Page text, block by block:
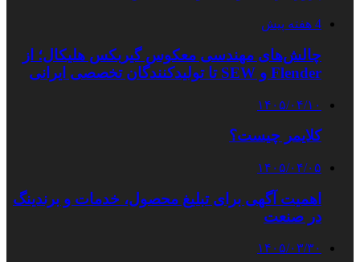
4 هفته پیش
چالش‌های مهندسی معکوس گیربکس هلیکال؛ از
Flender و SEW تا تولیدکنندگان تخصصی ایرانی
۱۴۰۵/۰۴/۱۰
کلایمر چیست؟
۱۴۰۵/۰۴/۰۵
اهمیت آگهی برای تبلیغ محصول، خدمات و برندینگ
در صنعت
۱۴۰۵/۰۳/۳۰